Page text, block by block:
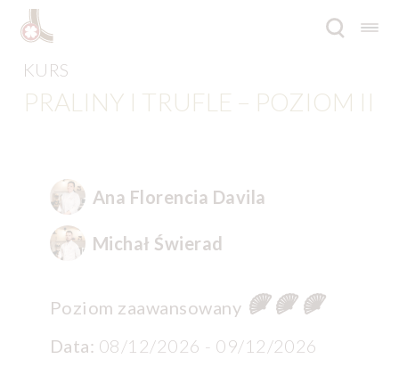
Przejdź
do
Przejdź
do
Oferta
menu
Katalogi
KURS
PRALINY I TRUFLE – POZIOM II
Ana Florencia Davila
Michał Świerad
Poziom zaawansowany
Data: 08/12/2026 - 09/12/2026